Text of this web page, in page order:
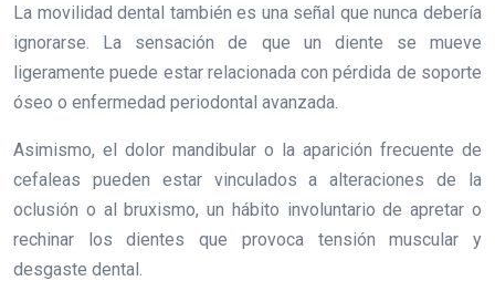
La movilidad dental también es una señal que nunca debería
ignorarse. La sensación de que un diente se mueve
ligeramente puede estar relacionada con pérdida de soporte
óseo o enfermedad periodontal avanzada.
Asimismo, el dolor mandibular o la aparición frecuente de
cefaleas pueden estar vinculados a alteraciones de la
oclusión o al bruxismo, un hábito involuntario de apretar o
rechinar los dientes que provoca tensión muscular y
desgaste dental.